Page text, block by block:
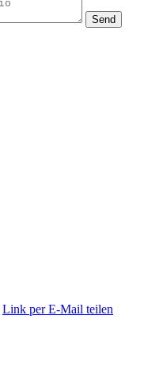
Link per E-Mail teilen